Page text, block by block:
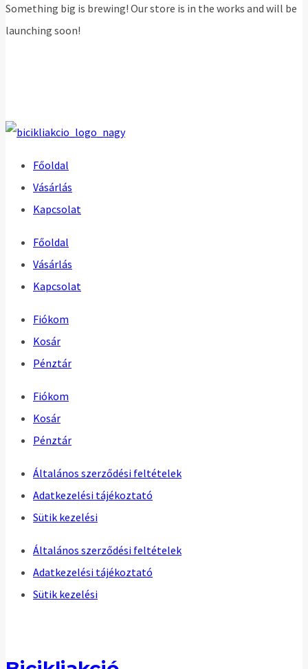
Something big is brewing! Our store is in the works and will be
launching soon!
Főoldal
Vásárlás
Kapcsolat
Főoldal
Vásárlás
Kapcsolat
Fiókom
Kosár
Pénztár
Fiókom
Kosár
Pénztár
Általános szerződési feltételek
Adatkezelési tájékoztató
Sütik kezelési
Általános szerződési feltételek
Adatkezelési tájékoztató
Sütik kezelési